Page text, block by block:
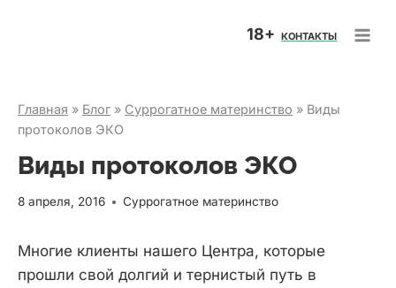
18+ КОНТАКТЫ
Главная » Блог » Суррогатное материнство » Виды
протоколов ЭКО
Виды протоколов ЭКО
8 апреля, 2016 Суррогатное материнство
Многие клиенты нашего Центра, которые
прошли свой долгий и тернистый путь в